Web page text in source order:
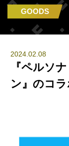
GOODS
2024.02.08
『ペルソ
ン』のコラ